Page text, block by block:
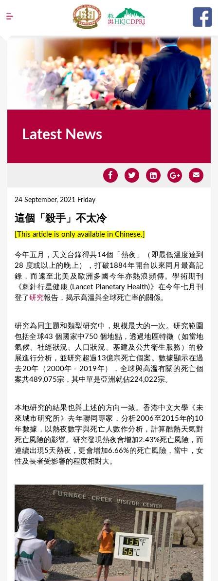
Jump to navigation
Latest News
24 September, 2021 Friday
這個「殺手」不太冷
[This article is only available in Chinese.]
今年五月，天文台錄得共14個「熱夜」（即最低溫度達到
28 度或以上的晚上），打破1884年開台以來同月最高記
錄，而遠至北美及歐洲多國今年亦熱浪頻傳。學術期刊
《刺針行星健康 (Lancet Planetary Health)》在今年七月刊
登了研究報告，揭示高溫與全球死亡率的關係。
研究為同主題和類型研究中，規模最大的一次。研究範圍
包括全球43 個國家中750 個地點，透過地區特徵（如當地
氣候、社經狀況、人口狀況、基建及公共衛生服務）的發
展進行分析，並研究超過13億宗死亡個案。數據顯示在過
去20年（2000年 - 2019年），全球與高溫有關的死亡個
案共489,075宗，其中單是亞洲就佔224,022宗。
本地研究的結果也與上述的方向一致。香港中文大學《未
來城市研究所》去年聯同專家，分析2006至2015年的10
年數據，以熱夜數字與死亡人數作分析，計算酷熱天氣對
死亡風險的影響。研究發現熱夜會增加2.43%死亡風險，而
連續出現5天熱夜，更會增加6.66%的死亡風險，當中，女
性及長者受影響的程度相對大。